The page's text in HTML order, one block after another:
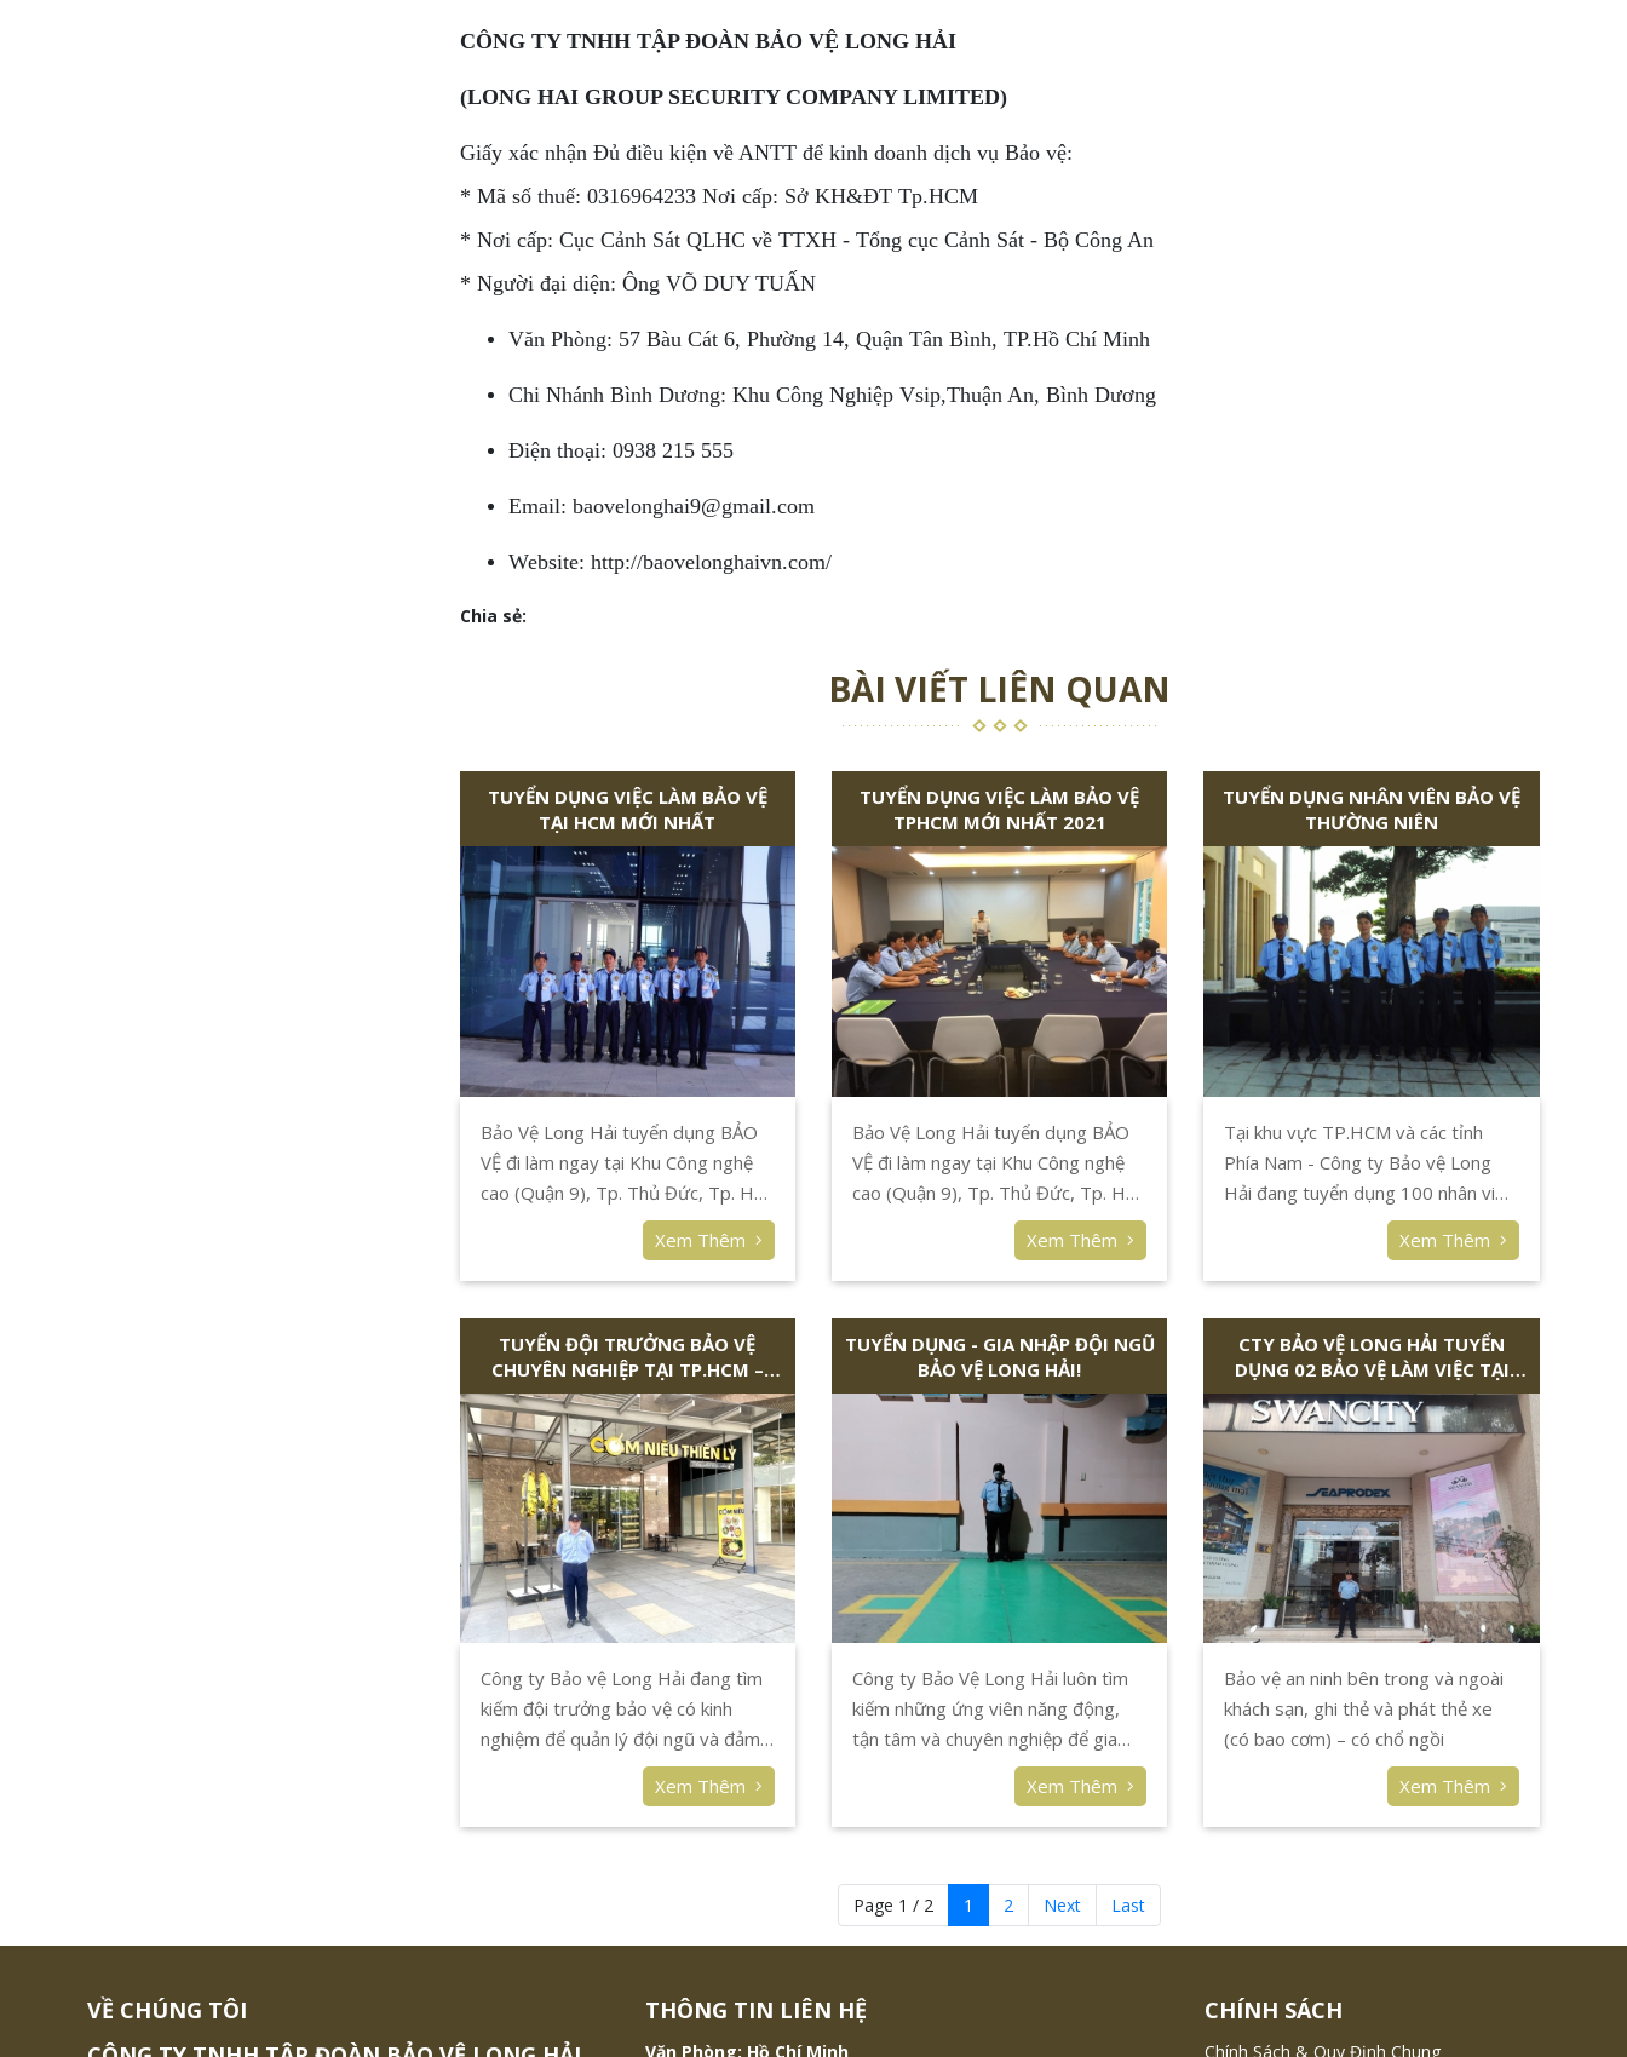
CÔNG TY TNHH TẬP ĐOÀN BẢO VỆ LONG HẢI
(LONG HAI GROUP SECURITY COMPANY LIMITED)
Giấy xác nhận Đủ điều kiện về ANTT để kinh doanh dịch vụ Bảo vệ:
* Mã số thuế: 0316964233 Nơi cấp: Sở KH&ĐT Tp.HCM
* Nơi cấp: Cục Cảnh Sát QLHC về TTXH - Tổng cục Cảnh Sát - Bộ Công An
* Người đại diện: Ông VÕ DUY TUẤN
Văn Phòng: 57 Bàu Cát 6, Phường 14, Quận Tân Bình, TP.Hồ Chí Minh
Chi Nhánh Bình Dương: Khu Công Nghiệp Vsip,Thuận An, Bình Dương
Điện thoại: 0938 215 555
Email: baovelonghai9@gmail.com
Website: http://baovelonghaivn.com/
Chia sẻ:
BÀI VIẾT LIÊN QUAN
TUYỂN DỤNG VIỆC LÀM BẢO VỆ
TẠI HCM MỚI NHẤT
Bảo Vệ Long Hải tuyển dụng BẢO
VỆ đi làm ngay tại Khu Công nghệ
cao (Quận 9), Tp. Thủ Đức, Tp. Hồ
Xem Thêm
TUYỂN DỤNG VIỆC LÀM BẢO VỆ
TPHCM MỚI NHẤT 2021
Bảo Vệ Long Hải tuyển dụng BẢO
VỆ đi làm ngay tại Khu Công nghệ
cao (Quận 9), Tp. Thủ Đức, Tp. Hồ
Xem Thêm
TUYỂN DỤNG NHÂN VIÊN BẢO VỆ
THƯỜNG NIÊN
Tại khu vực TP.HCM và các tỉnh
Phía Nam - Công ty Bảo vệ Long
Hải đang tuyển dụng 100 nhân viên
bảo vệ NAM, NỮ làm việc tại các
mục tiêu văn phòng công ty, công
trình, shop, công trường,... lương từ
5.000.000 VNĐ đến 10.000.00
VNĐ, các mục tiêu đều có nhà đội
miễn phí cho nhân viên ở lại (bao ở),
bao ăn tùy mục tiêu.
Xem Thêm
TUYỂN ĐỘI TRƯỞNG BẢO VỆ
CHUYÊN NGHIỆP TẠI TP.HCM –
LONG HẢI
Công ty Bảo vệ Long Hải đang tìm
kiếm đội trưởng bảo vệ có kinh
nghiệm để quản lý đội ngũ và đảm
bảo an ninh cho các dự án lớn tại
TP.HCM. Tham gia ngay để phát
triển sự nghiệp!
Xem Thêm
TUYỂN DỤNG - GIA NHẬP ĐỘI NGŨ
BẢO VỆ LONG HẢI!
Công ty Bảo Vệ Long Hải luôn tìm
kiếm những ứng viên năng động,
tận tâm và chuyên nghiệp để gia
nhập đội ngũ của chúng tôi. Nếu
bạn đang tìm kiếm một môi trường
làm việc ổn định, có cơ hội thăng
tôi chính là nơi dành cho bạn!
Xem Thêm
CTY BẢO VỆ LONG HẢI TUYỂN
DỤNG 02 BẢO VỆ LÀM VIỆC TẠI
KHÁCH SẠN QUẬN 3
Bảo vệ an ninh bên trong và ngoài
khách sạn, ghi thẻ và phát thẻ xe
(có bao cơm) – có chổ ngồi
Xem Thêm
Page 1 / 2 1 2 Next Last
VỀ CHÚNG TÔI
THÔNG TIN LIÊN HỆ
Văn Phòng: Hồ Chí Minh
CHÍNH SÁCH
Chính Sách & Quy Định Chung